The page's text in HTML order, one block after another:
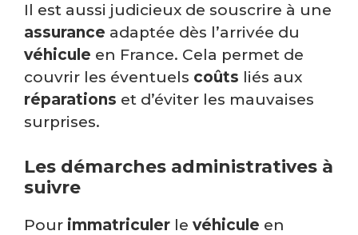
Il est aussi judicieux de souscrire à une
assurance adaptée dès l’arrivée du
véhicule en France. Cela permet de
couvrir les éventuels coûts liés aux
réparations et d’éviter les mauvaises
surprises.
Les démarches administratives à
suivre
Pour immatriculer le véhicule en